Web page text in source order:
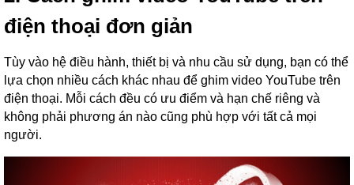
điện thoại đơn giản
Tùy vào hệ điều hành, thiết bị và nhu cầu sử dụng, bạn có thể
lựa chọn nhiều cách khác nhau để ghim video YouTube trên
điện thoại. Mỗi cách đều có ưu điểm và hạn chế riêng và
không phải phương án nào cũng phù hợp với tất cả mọi
người.